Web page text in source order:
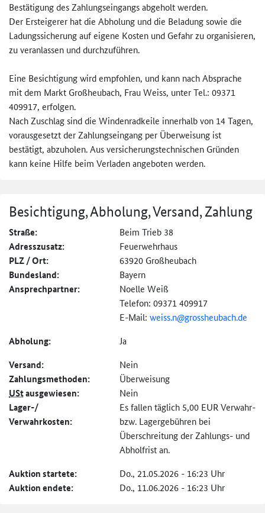
Bestätigung des Zahlungseingangs abgeholt werden.
Der Ersteigerer hat die Abholung und die Beladung sowie die
Ladungssicherung auf eigene Kosten und Gefahr zu organisieren,
zu veranlassen und durchzuführen.
Eine Besichtigung wird empfohlen, und kann nach Absprache
mit dem Markt Großheubach, Frau Weiss, unter Tel.: 09371
409917, erfolgen.
Nach Zuschlag sind die Windenradkeile innerhalb von 14 Tagen,
vorausgesetzt der Zahlungseingang per Überweisung ist
bestätigt, abzuholen. Aus versicherungstechnischen Gründen
kann keine Hilfe beim Verladen angeboten werden.
Besichtigung, Abholung, Versand, Zahlung
Straße: Beim Trieb 38
Adresszusatz: Feuerwehrhaus
PLZ / Ort: 63920 Großheubach
Bundesland: Bayern
Ansprechpartner:
Noelle Weiß
Telefon: 09371 409917
E-Mail: weiss.n@grossheubach.de
Abholung: Ja
Versand: Nein
Zahlungs­methoden: Überweisung
UStausgewiesen: Nein
Lager-/
Verwahrkosten:
Es fallen täglich 5,00 EUR Verwahr-
bzw. Lagergebühren bei
Überschreitung der Zahlungs- und
Abholfrist an.
Auktion startete: Do., 21.05.2026 - 16:23 Uhr
Auktion endete: Do., 11.06.2026 - 16:23 Uhr